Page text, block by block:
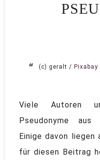
(c) geralt / Pixabay
Viele Autoren
Pseudonyme aus
Einige davon
für diesen Beitrag